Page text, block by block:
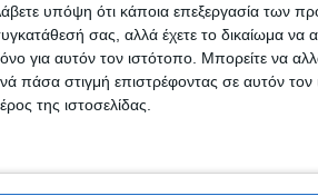
υπόψη ότι κάποια επεξεργασία των
σας, αλλά έχετε το δικαίωμα να
για αυτόν τον ιστότοπο. Μπορείτε να
πάσα στιγμή επιστρέφοντας σε αυτόν
της ιστοσελίδας.
ΖΆΚΥΝΘΟΣ